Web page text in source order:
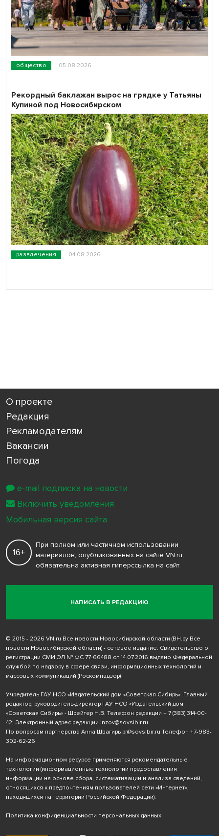
общество 05.08.2026
развлечения 04.08.2026
Рекордный баклажан вырос на грядке у Татьяны
Купиной под Новосибирском
О проекте
Редакция
Рекламодателям
Вакансии
Погода
НАПИСАТЬ В РЕДАКЦИЮ
16+
При полном или частичном использовании
материалов, опубликованных на сайте VN.ru,
обязательна активная гиперссылка на сайт
© 2015 - 2026 VN.ru Все новости Новосибирской области (ВН.ру Все
новости Новосибирской области) - сетевое издание. Свидетельство о
регистрации СМИ ЭЛ № ФС 77-66488 от 14.07.2016 выдано Федеральной
службой по надзору в сфере связи, информационных технологий и
массовых коммуникаций (Роскомнадзор)
Учредитель ГАУ НСО «Издательский дом «Советская Сибирь». Главный
редактор, руководитель-директор ГАУ НСО «Издательский дом
«Советская Сибирь» - Шрейтер Н.В. Телефон редакции + 7 (383) 314-00-
42; Электронный адрес редакции inzov@sovsibir.ru
По вопросам партнерства Анна Швагирь pr@sovsibir.ru Телефон +7-983-
302-62-26
На информационном ресурсе применяются рекомендательные
технологии (информационные технологии предоставления
информации на основе сбора, систематизации и анализа сведений,
относящихся к предпочтениям пользователей сети «Интернет»,
находящихся на территории Российской Федерации).
Политика конфиденциальности персональных данных
e-mail подписка на новости
Включить уведомления
Мобильная версия сайта